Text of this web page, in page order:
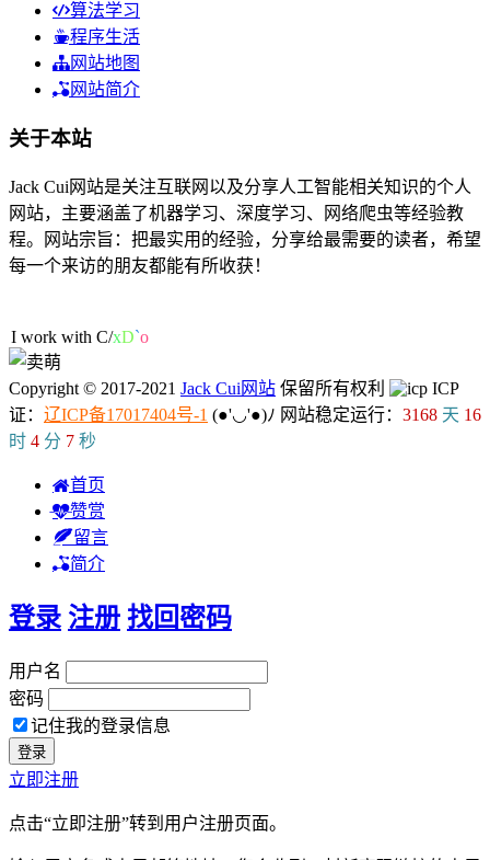
算法学习
程序生活
网站地图
网站简介
关于本站
Jack Cui网站是关注互联网以及分享人工智能相关知识的个人
网站，主要涵盖了机器学习、深度学习、网络爬虫等经验教
程。网站宗旨：把最实用的经验，分享给最需要的读者，希望
每一个来访的朋友都能有所收获！
I work with )UwIV
Copyright © 2017-2021 Jack Cui网站 保留所有权利
ICP
证： 辽ICP备17017404号-1 (●'◡'●)ﾉ 网站稳定运行： 3168 天 16
时 4 分 8 秒
首页
赞赏
留言
简介
登录 注册 找回密码
用户名
密码
记住我的登录信息
立即注册
点击“立即注册”转到用户注册页面。